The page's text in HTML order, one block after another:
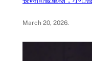
March 20, 2026.